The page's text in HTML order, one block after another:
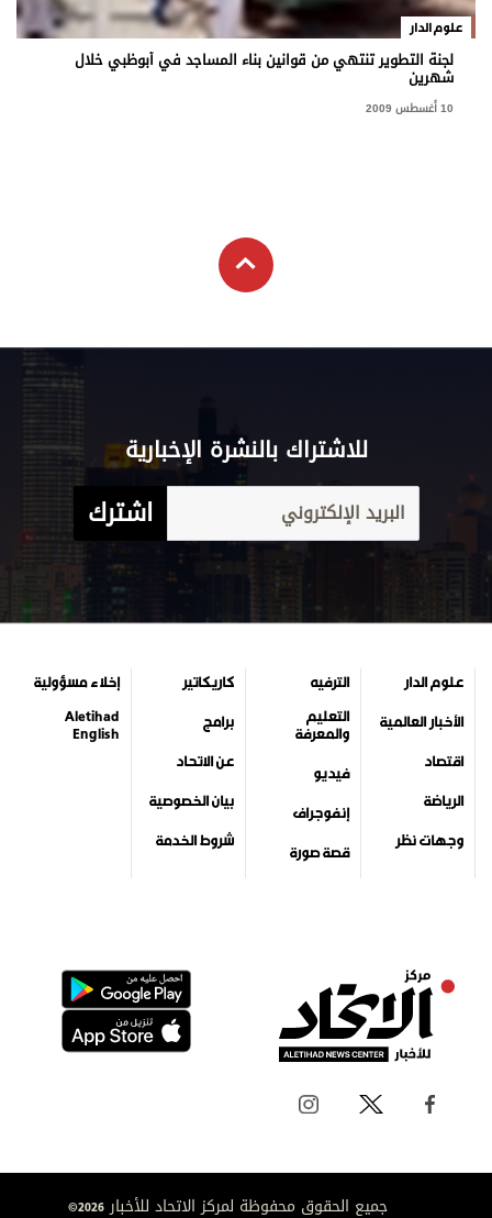
علوم الدار
لجنة التطوير تنتهي من قوانين بناء المساجد في أبوظبي خلال
شهرين
10 أغسطس 2009
للاشتراك بالنشرة الإخبارية
اشترك
علوم الدار
الأخبار العالمية
اقتصاد
الرياضة
وجهات نظر
الترفيه
التعليم
والمعرفة
فيديو
إنفوجراف
قصة صورة
كاريكاتير
برامج
عن الاتحاد
بيان الخصوصية
شروط الخدمة
إخلاء مسؤولية
Aletihad
English
جميع الحقوق محفوظة لمركز الاتحاد للأخبار 2026©